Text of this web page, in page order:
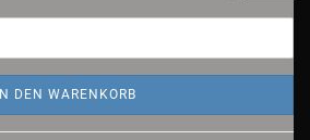
IN DEN WARENKORB